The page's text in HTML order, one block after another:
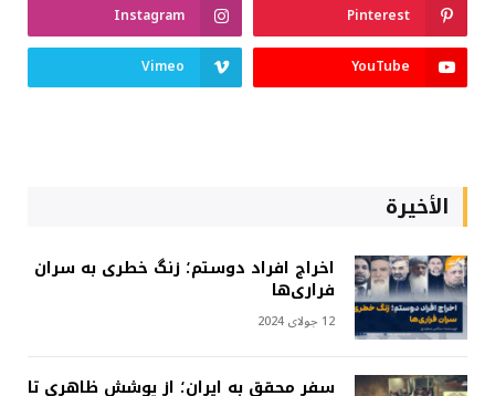
Pinterest
Instagram
YouTube
Vimeo
الأخيرة
اخراج افراد دوستم؛ زنگ خطری به سران
فراری‌ها
12 جولای 2024
سفر محقق به ایران؛ از پوشش ظاهری تا